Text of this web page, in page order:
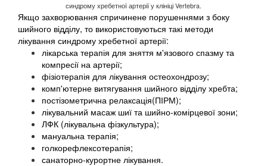
синдрому хребетної артерії у клініці Vertebra.
Якщо захворювання спричинене порушеннями з боку
шийного відділу, то використовуються такі методи
лікування синдрому хребетної артерії:
лікарська терапія для зняття м'язового спазму та
компресії на артерії;
фізіотерапія для лікування остеохондрозу;
комп'ютерне витягування шийного відділу хребта;
постізометрична релаксація(ПІРМ);
лікувальний масаж шиї та шийно-комірцевої зони;
ЛФК (лікувальна фізкультура);
мануальна терапія;
голкорефлексотерапія;
санаторно-курортне лікування.